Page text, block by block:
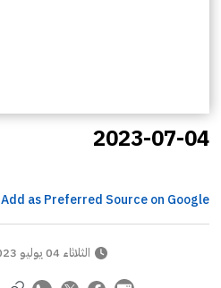
2023-07-04
Add as Preferred Source on Google
الثلاثاء 04 يوليو 2023